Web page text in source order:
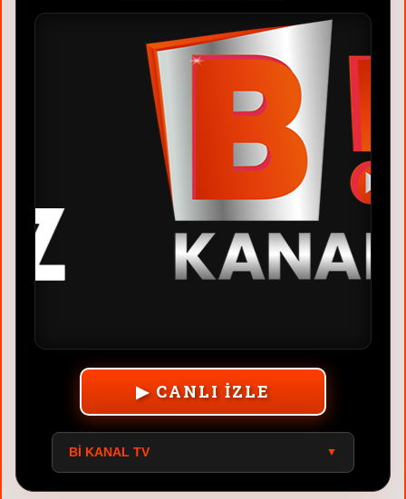
▶ CANLI İZLE
BI KANAL TV ▼